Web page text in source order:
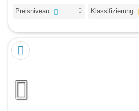
Preisniveau: Klassifizierung: